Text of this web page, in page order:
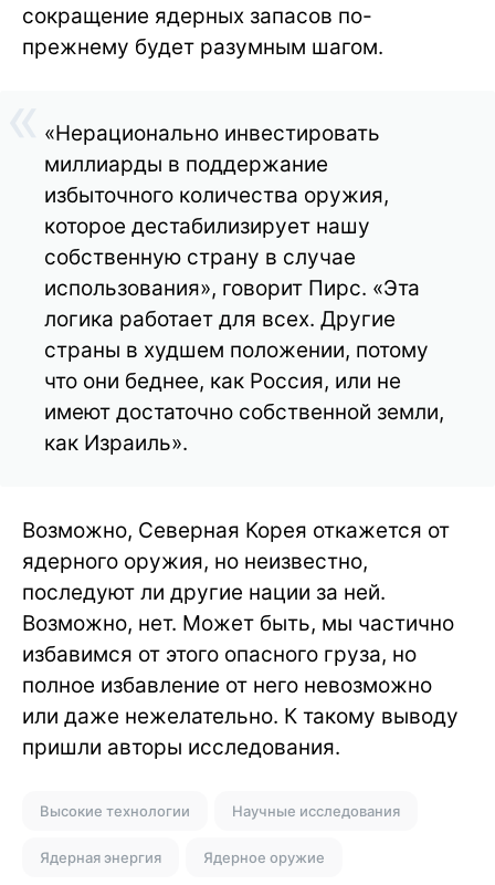
сокращение ядерных запасов по-
прежнему будет разумным шагом.
«Нерационально инвестировать
миллиарды в поддержание
избыточного количества оружия,
которое дестабилизирует нашу
собственную страну в случае
использования», говорит Пирс. «Эта
логика работает для всех. Другие
страны в худшем положении, потому
что они беднее, как Россия, или не
имеют достаточно собственной земли,
как Израиль».
Возможно, Северная Корея откажется от
ядерного оружия, но неизвестно,
последуют ли другие нации за ней.
Возможно, нет. Может быть, мы частично
избавимся от этого опасного груза, но
полное избавление от него невозможно
или даже нежелательно. К такому выводу
пришли авторы исследования.
Высокие технологии Научные исследования
Ядерная энергия Ядерное оружие